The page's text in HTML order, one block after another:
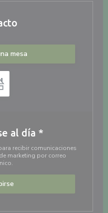
mesa
al día *
recibir comunicaciones
marketing por correo